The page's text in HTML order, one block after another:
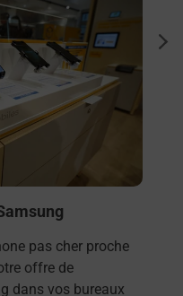
pas cher proche
offre de
dans vos bureaux